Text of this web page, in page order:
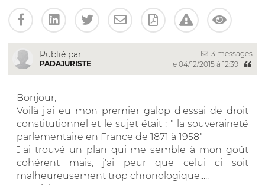
Publié par
PADAJURISTE
3 messages
le 04/12/2015 à 12:39
Bonjour,
Voilà j'ai eu mon premier galop d'essai de droit
constitutionnel et le sujet était : " la souveraineté
parlementaire en France de 1871 à 1958"
J'ai trouvé un plan qui me semble à mon goût
cohérent mais, j'ai peur que celui ci soit
malheureusement trop chronologique.....